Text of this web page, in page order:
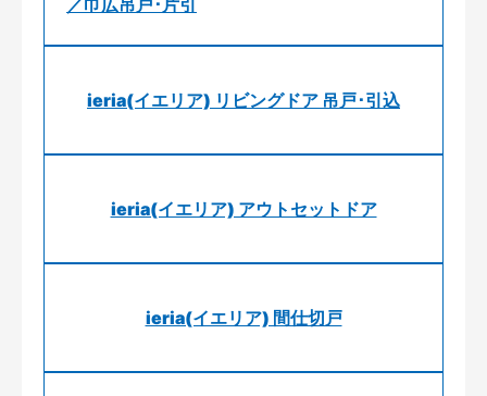
／巾広吊戸･片引
ieria(イエリア) リビングドア 吊戸･引込
ieria(イエリア) アウトセットドア
ieria(イエリア) 間仕切戸